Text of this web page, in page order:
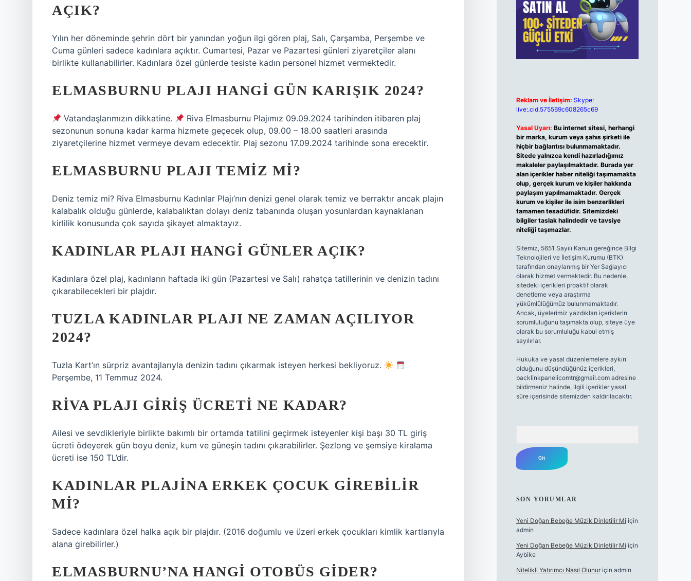
AÇIK?
Yılın her döneminde şehrin dört bir yanından yoğun ilgi gören plaj, Salı, Çarşamba, Perşembe ve
Cuma günleri sadece kadınlara açıktır. Cumartesi, Pazar ve Pazartesi günleri ziyaretçiler alanı
birlikte kullanabilirler. Kadınlara özel günlerde tesiste kadın personel hizmet vermektedir.
ELMASBURNU PLAJI HANGI GÜN KARIŞIK 2024?
Vatandaşlarımızın dikkatine.
Riva Elmasburnu Plajımız 09.09.2024 tarihinden itibaren plaj
sezonunun sonuna kadar karma hizmete geçecek olup, 09.00 – 18.00 saatleri arasında
ziyaretçilerine hizmet vermeye devam edecektir. Plaj sezonu 17.09.2024 tarihinde sona erecektir.
ELMASBURNU PLAJI TEMIZ MI?
Deniz temiz mi? Riva Elmasburnu Kadınlar Plajı’nın denizi genel olarak temiz ve berraktır ancak plajın
kalabalık olduğu günlerde, kalabalıktan dolayı deniz tabanında oluşan yosunlardan kaynaklanan
kirlilik konusunda çok sayıda şikayet almaktayız.
KADINLAR PLAJI HANGI GÜNLER AÇIK?
Kadınlara özel plaj, kadınların haftada iki gün (Pazartesi ve Salı) rahatça tatillerinin ve denizin tadını
çıkarabilecekleri bir plajdır.
TUZLA KADINLAR PLAJI NE ZAMAN AÇILIYOR
2024?
Tuzla Kart’ın sürpriz avantajlarıyla denizin tadını çıkarmak isteyen herkesi bekliyoruz.
Perşembe, 11 Temmuz 2024.
RIVA PLAJI GIRIŞ ÜCRETI NE KADAR?
Ailesi ve sevdikleriyle birlikte bakımlı bir ortamda tatilini geçirmek isteyenler kişi başı 30 TL giriş
ücreti ödeyerek gün boyu deniz, kum ve güneşin tadını çıkarabilirler. Şezlong ve şemsiye kiralama
ücreti ise 150 TL’dir.
KADINLAR PLAJINA ERKEK ÇOCUK GIREBILIR
MI?
Sadece kadınlara özel halka açık bir plajdır. (2016 doğumlu ve üzeri erkek çocukları kimlik kartlarıyla
alana girebilirler.)
ELMASBURNU’NA HANGI OTOBÜS GIDER?
Reklam ve İletişim: Skype:
live:.cid.575569c608265c69
Yasal Uyarı: Bu internet sitesi, herhangi
bir marka, kurum veya şahıs şirketi ile
hiçbir bağlantısı bulunmamaktadır.
Sitede yalnızca kendi hazırladığımız
makaleler paylaşılmaktadır. Burada yer
alan içerikler haber niteliği taşımamakta
olup, gerçek kurum ve kişiler hakkında
paylaşım yapılmamaktadır. Gerçek
kurum ve kişiler ile isim benzerlikleri
tamamen tesadüfidir. Sitemizdeki
bilgiler taslak halindedir ve tavsiye
niteliği taşımazlar.
Sitemiz, 5651 Sayılı Kanun gereğince Bilgi
Teknolojileri ve İletişim Kurumu (BTK)
tarafından onaylanmış bir Yer Sağlayıcı
olarak hizmet vermektedir. Bu nedenle,
sitedeki içerikleri proaktif olarak
denetleme veya araştırma
yükümlülüğümüz bulunmamaktadır.
Ancak, üyelerimiz yazdıkları içeriklerin
sorumluluğunu taşımakta olup, siteye üye
olarak bu sorumluluğu kabul etmiş
sayılırlar.
Hukuka ve yasal düzenlemelere aykırı
olduğunu düşündüğünüz içerikleri,
backlinkpanelicomtr@gmail.comadresine
bildirmeniz halinde, ilgili içerikler yasal
süre içerisinde sitemizden kaldırılacaktır.
SON YORUMLAR
Yeni Doğan Bebeğe Müzik Dinletilir Mi için
admin
Yeni Doğan Bebeğe Müzik Dinletilir Mi için
Aybike
Nitelikli Yatırımcı Nasıl Olunuriçin admin